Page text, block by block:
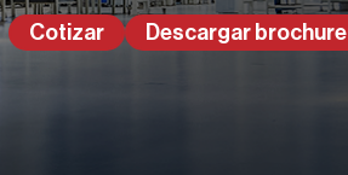
Cotizar Descargar brochure